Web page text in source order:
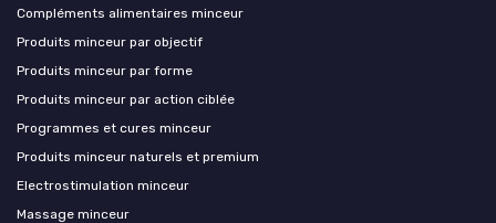
Compléments alimentaires minceur
Produits minceur par objectif
Produits minceur par forme
Produits minceur par action ciblée
Programmes et cures minceur
Produits minceur naturels et premium
Electrostimulation minceur
Massage minceur